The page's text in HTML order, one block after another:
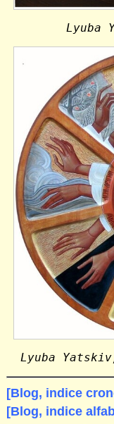
Lyuba
Lyuba
[Blog, indice
[Blog, indice